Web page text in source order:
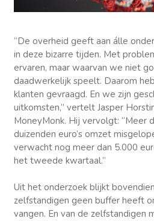
“De overheid geeft aan álle
in deze bizarre tijden. Met
ervaren, maar waarvan we niet
daadwerkelijk speelt. Daarom
klanten gevraagd. En we zijn
uitkomsten,” vertelt Jasper
MoneyMonk. Hij vervolgt: “Meer
duizenden euro’s omzet
verwacht nog meer dan 5.000
het tweede kwartaal.”
Uit het onderzoek blijkt
zelfstandigen geen buffer heeft
vangen. En van de zelfstandigen